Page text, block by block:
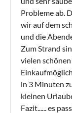
Probleme ab.
wir auf dem
und die
Zum Strand
vielen
in 3 Minuten
kleinen
Fazit...... es